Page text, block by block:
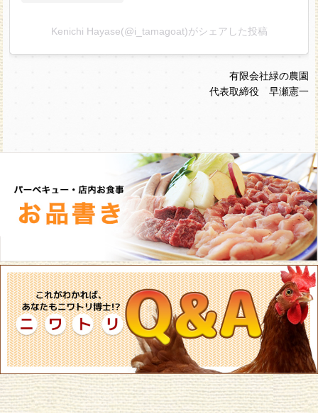
Kenichi Hayase(@i_tamagoat)がシェアした投稿
有限会社緑の農園
代表取締役 早瀬憲一